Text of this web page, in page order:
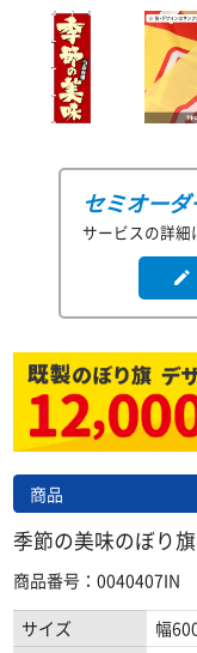
セミオーダ
サービスの詳細
edit
商品
季節の美味のぼり
商品番号：0040407IN
サイズ
幅